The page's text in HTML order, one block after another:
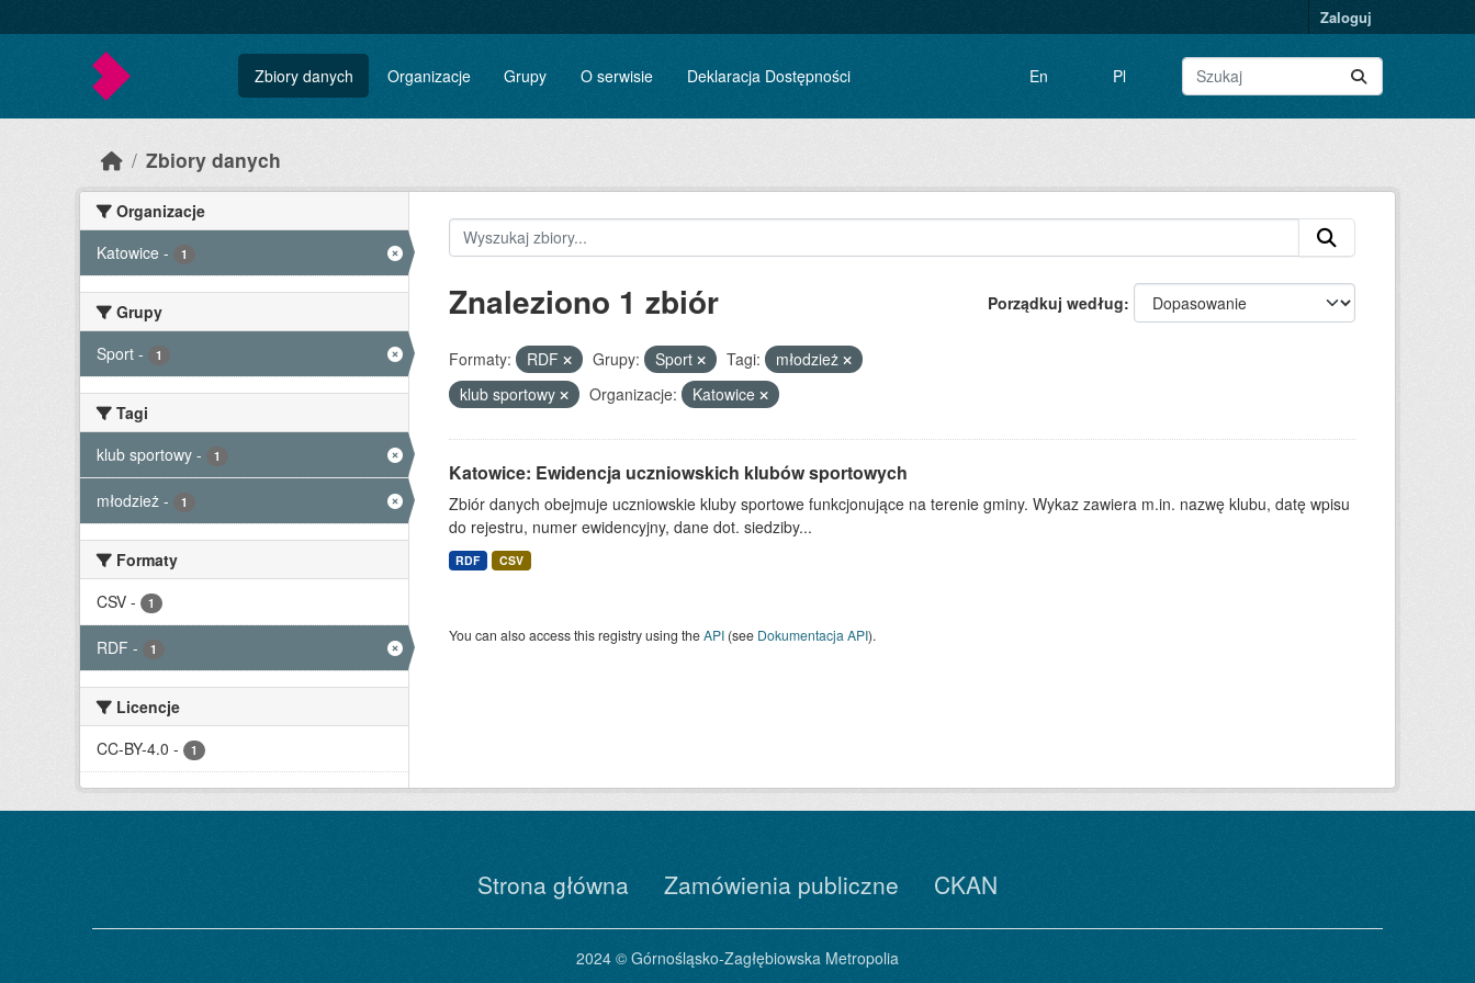
Zaloguj
Zbiory danych Organizacje Grupy O serwisie Deklaracja Dostępności En Pl
Zbiory danych
Organizacje
Katowice - 1
Grupy
Sport - 1
Tagi
klub sportowy - 1
młodzież - 1
Formaty
CSV - 1
RDF - 1
Licencje
CC-BY-4.0 - 1
Porządkuj według
Znaleziono 1 zbiór
Formaty: RDF Grupy: Sport Tagi:
młodzież
klub sportowy
Organizacje: Katowice
Katowice: Ewidencja uczniowskich klubów sportowych
Zbiór danych obejmuje uczniowskie kluby sportowe funkcjonujące na terenie gminy. Wykaz zawiera m.in. nazwę klubu, datę wpisu
do rejestru, numer ewidencyjny, dane dot. siedziby...
RDF CSV
You can also access this registry using theAPI(see Dokumentacja API).
Strona główna Zamówienia publiczne CKAN
2024 © Górnośląsko-Zagłębiowska Metropolia